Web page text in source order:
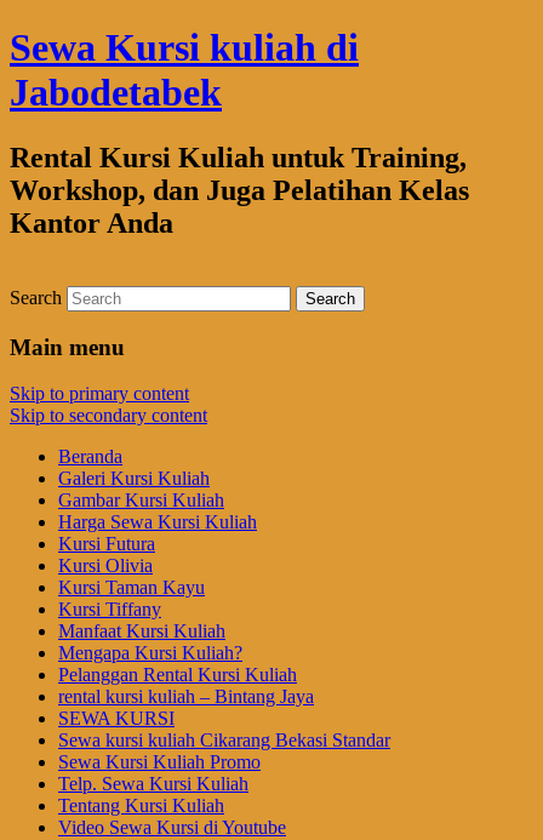
Sewa Kursi kuliah di
Jabodetabek
Rental Kursi Kuliah untuk Training,
Workshop, dan Juga Pelatihan Kelas
Kantor Anda
Search
Main menu
Skip to primary content
Skip to secondary content
Beranda
Galeri Kursi Kuliah
Gambar Kursi Kuliah
Harga Sewa Kursi Kuliah
Kursi Futura
Kursi Olivia
Kursi Taman Kayu
Kursi Tiffany
Manfaat Kursi Kuliah
Mengapa Kursi Kuliah?
Pelanggan Rental Kursi Kuliah
rental kursi kuliah – Bintang Jaya
SEWA KURSI
Sewa kursi kuliah Cikarang Bekasi Standar
Sewa Kursi Kuliah Promo
Telp. Sewa Kursi Kuliah
Tentang Kursi Kuliah
Video Sewa Kursi di Youtube